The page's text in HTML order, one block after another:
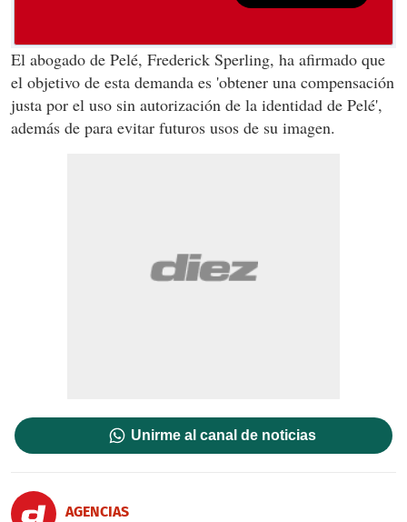
El abogado de Pelé, Frederick Sperling, ha afirmado que
el objetivo de esta demanda es 'obtener una compensación
justa por el uso sin autorización de la identidad de Pelé',
además de para evitar futuros usos de su imagen.
Unirme al canal de noticias
AGENCIAS